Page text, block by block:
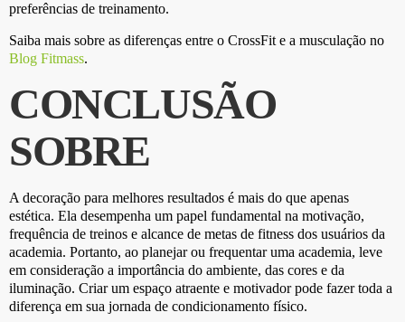
preferências de treinamento.
Saiba mais sobre as diferenças entre o CrossFit e a musculação no
Blog Fitmass.
CONCLUSÃO
SOBRE
A decoração para melhores resultados é mais do que apenas
estética. Ela desempenha um papel fundamental na motivação,
frequência de treinos e alcance de metas de fitness dos usuários da
academia. Portanto, ao planejar ou frequentar uma academia, leve
em consideração a importância do ambiente, das cores e da
iluminação. Criar um espaço atraente e motivador pode fazer toda a
diferença em sua jornada de condicionamento físico.